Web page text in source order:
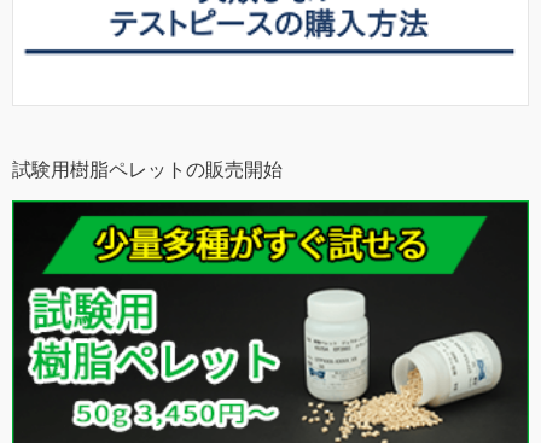
試験用樹脂ペレットの販売開始